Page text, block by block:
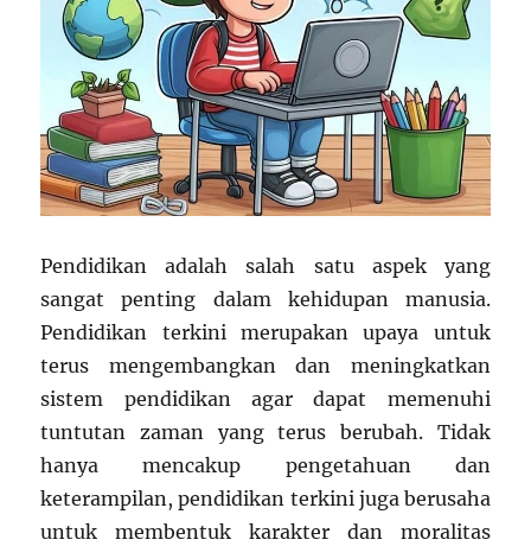
Pendidikan adalah salah satu aspek yang
sangat penting dalam kehidupan manusia.
Pendidikan terkini merupakan upaya untuk
terus mengembangkan dan meningkatkan
sistem pendidikan agar dapat memenuhi
tuntutan zaman yang terus berubah. Tidak
hanya mencakup pengetahuan dan
keterampilan, pendidikan terkini juga berusaha
untuk membentuk karakter dan moralitas